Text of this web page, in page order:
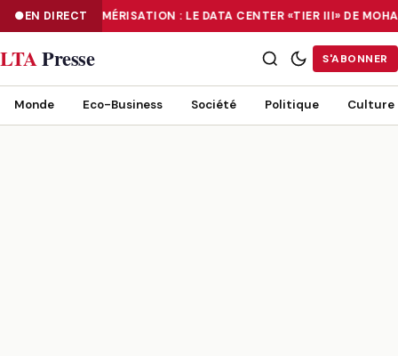
EN DIRECTNUMÉRISATION : LE DATA CENTER «TIER III» DE
NUMÉRISATION : LE DATA CENTER «TIER III» DE MOHAMMADIA, UN
LTAPresse S'ABONNER
Monde Eco-Business Société Politique Culture